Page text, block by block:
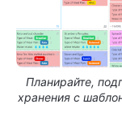
Планирайте,
хранения с